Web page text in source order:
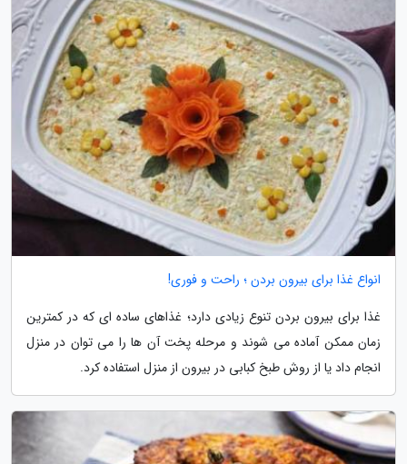
انواع غذا برای بیرون بردن ؛ راحت و فوری!
غذا برای بیرون بردن تنوع زیادی دارد؛ غذاهای ساده ای که در کمترین
زمان ممکن آماده می شوند و مرحله پخت آن ها را می توان در منزل
انجام داد یا از روش طبخ کبابی در بیرون از منزل استفاده کرد.